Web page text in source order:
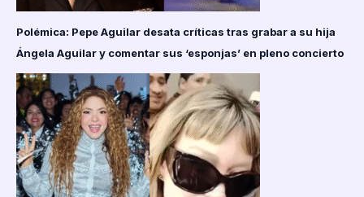
Polémica: Pepe Aguilar desata críticas tras grabar a su hija
Ángela Aguilar y comentar sus ‘esponjas’ en pleno concierto